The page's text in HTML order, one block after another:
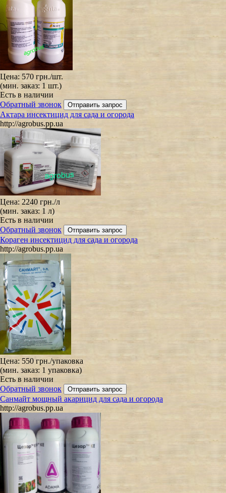
Цена: 570 грн./шт.
(мин. заказ: 1 шт.)
Есть в наличии
Обратный звонок
Актара инсектицид для сада и огорода
http://agrobus.pp.ua
Цена: 2240 грн./л
(мин. заказ: 1 л)
Есть в наличии
Обратный звонок
Кораген инсектицид для сада и огорода
http://agrobus.pp.ua
Цена: 550 грн./упаковка
(мин. заказ: 1 упаковка)
Есть в наличии
Обратный звонок
Санмайт мощный акарицид для сада и огорода
http://agrobus.pp.ua